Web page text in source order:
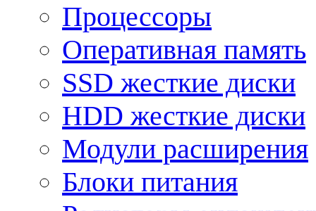
Процессоры
Оперативная память
SSD жесткие диски
HDD жесткие диски
Модули расширения
Блоки питания